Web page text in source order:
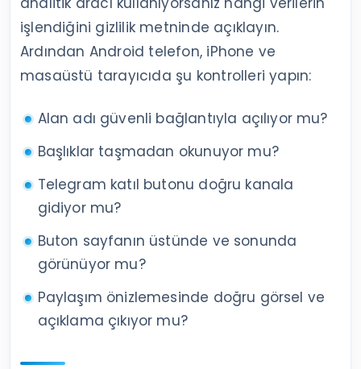
işlendiğini gizlilik metninde açıklayın.
Ardından Android telefon, iPhone ve
masaüstü tarayıcıda şu kontrolleri yapın:
Alan adı güvenli bağlantıyla açılıyor mu?
Başlıklar taşmadan okunuyor mu?
Telegram katıl butonu doğru kanala
gidiyor mu?
Buton sayfanın üstünde ve sonunda
görünüyor mu?
Paylaşım önizlemesinde doğru görsel ve
açıklama çıkıyor mu?